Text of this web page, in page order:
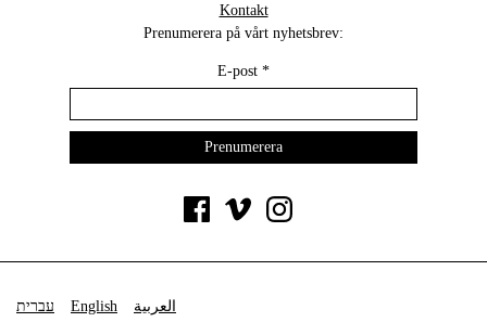
Kontakt
Prenumerera på vårt nyhetsbrev:
E-post *
עברית English العربية